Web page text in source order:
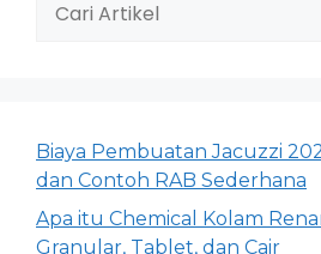
Biaya Pembuatan Jacuzzi
dan Contoh RAB Sederhana
Apa itu Chemical Kolam
Granular, Tablet, dan Cair